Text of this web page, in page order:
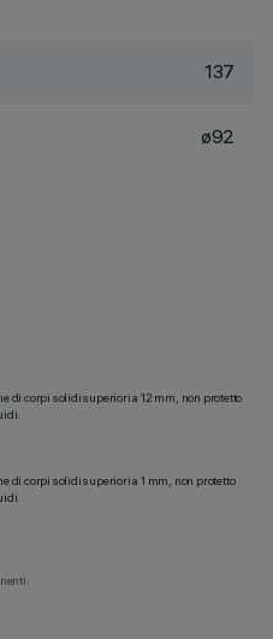
137
ø92
di corpi solidi superiori a 12 mm, non protetto
di corpi solidi superiori a 1 mm, non protetto